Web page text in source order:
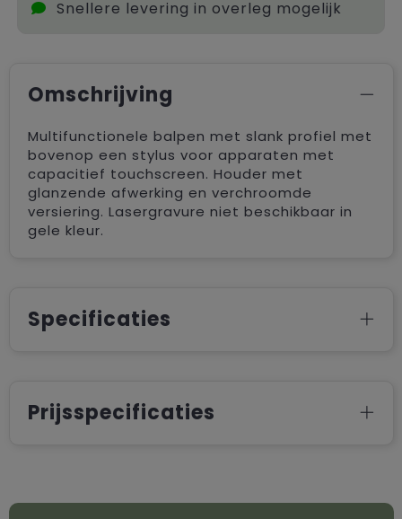
Snellere levering in overleg mogelijk
Omschrijving
Multifunctionele balpen met slank profiel met
bovenop een stylus voor apparaten met
capacitief touchscreen. Houder met
glanzende afwerking en verchroomde
versiering. Lasergravure niet beschikbaar in
gele kleur.
Specificaties
Prijsspecificaties